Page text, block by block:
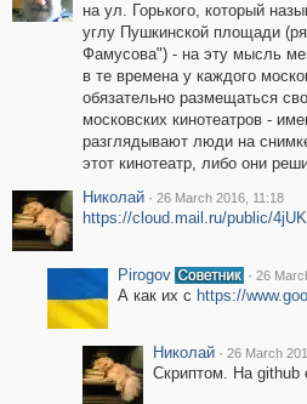
на ул. Горького, который
углу Пушкинской площади
Фамусова") - на эту мысль
в те времена у каждого
обязательно размещаться
московских кинотеатров -
разглядывают люди на
этот кинотеатр, либо они
Николай · 26 March 2016, 11:18
https://cloud.mail.ru/public/
Pirogov · 26
А как их с https://
Николай · 26 March
Скриптом. На github